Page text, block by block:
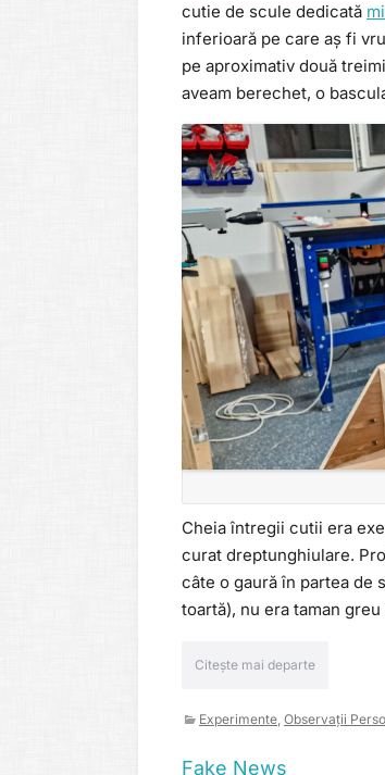
cutie de scule dedicată
inferioară pe care aș fi
pe aproximativ două
aveam berechet, o
Cheia întregii cutii era
curat dreptunghiulare.
câte o gaură în partea de
toartă), nu era taman
Citește mai departe
Experimente Observații
Fake News